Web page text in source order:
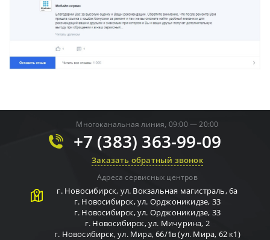
Многоканальная линия, 09:00 — 20:00
+7 (383) 363-99-09
Заказать обратный звонок
Адреса сервисных центров
г. Новосибирск, ул. Вокзальная магистраль, 6а
г. Новосибирск,ул. Орджоникидзе, 33
г. Новосибирск,ул. Орджоникидзе, 33
г. Новосибирск,ул. Мичурина, 2
г. Новосибирск,ул. Мира, 66/1в (ул. Мира, 62 к1)